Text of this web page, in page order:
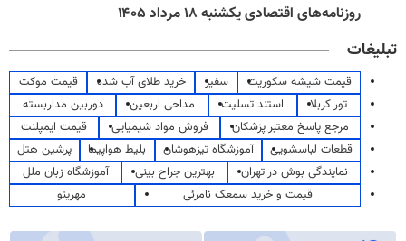
روزنامه‌های اقتصادی یکشنبه ۱۸ مرداد ۱۴۰۵
تبلیغات
قیمت شیشه سکوریت سفیر خرید طلای آب شده
قیمت موکت
تور کربلا
استند تسلیت مداحی اربعین
دوربین مداربسته
مرجع پاسخ معتبر پزشکان
فروش مواد شیمیایی
قیمت ایمپلنت
قطعات لباسشویی
آموزشگاه تیزهوشان بلیط هواپیما
پرشین هتل
نمایندگی بوش در تهران
بهترین جراح بینی
آموزشگاه زبان ملل
قیمت و خرید سمعک نامرئی
مهرینو